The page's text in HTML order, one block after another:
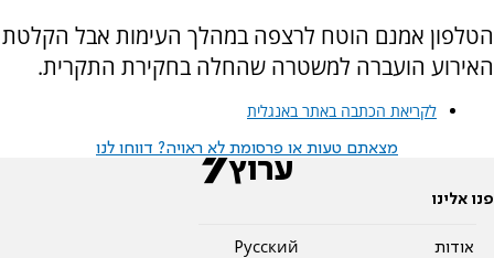
הטלפון אמנם הוטח לרצפה במהלך העימות אבל הקלטת
האירוע הועברה למשטרה שהחלה בחקירת התקרית.
לקריאת הכתבה באתר באנגלית
מצאתם טעות או פרסומת לא ראויה? דווחו לנו
פנו אלינו
אודות
Pусский